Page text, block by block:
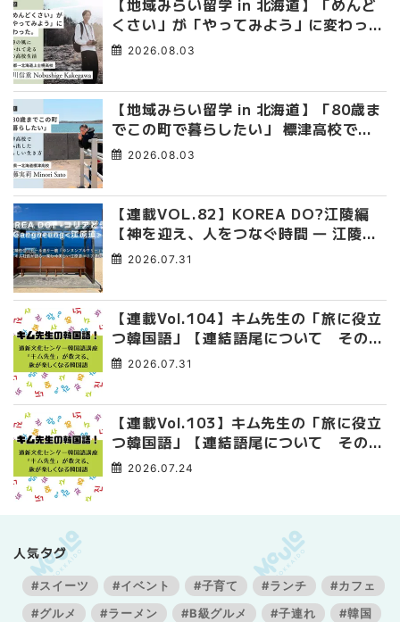
くさい」が「やってみよう」に変わっ
た。 十勝の風に吹かれて走る、僕の泥
2026.08.03
【地域みらい留学 in 北海道】「80歳ま
でこの町で暮らしたい」 標津高校で踏
み出した、私らしい生き方
2026.08.03
【連載VOL.82】KOREA DO?江陵編
【神を迎え、人をつなぐ時間 ― 江陵端
午祭 】
2026.07.31
【連載Vol.104】キム先生の「旅に役立
つ韓国語」【連結語尾について その
4】2026.07.31
【連載Vol.103】キム先生の「旅に役立
つ韓国語」【連結語尾について その
3】2026.07.24
人気タグ
#スイーツ #イベント #子育て #ランチ
#カフェ
#グルメ
#ラーメン #B級グルメ #子連れ
#韓国